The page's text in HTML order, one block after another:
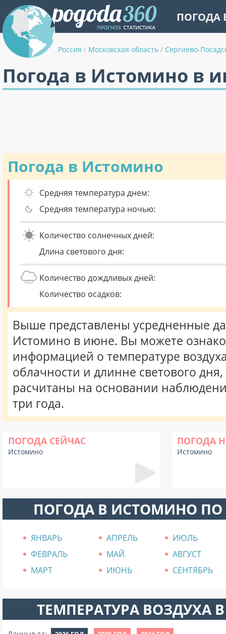
ПОГОДА
Россия / Московская область / Сергиево-
Погода в Истомино в
Погода в Истомино
Средняя температура днем:
Средняя температура ночью:
Количество солнечных дней:
Длина светового дня:
Количество дождливых дней:
Количество осадков:
Выше представлены усредненные
Истомино в июне. Вы можете
информацией о температуре
облачности и длинне светового
расчитаны на основании
три года.
ПОГОДА СЕЙЧАС
Истомино
ПОГОДА
Истомино
ПОГОДА В ИСТОМИНО
ЯНВАРЬ АПРЕЛЬ
ИЮЛЬ
ФЕВРАЛЬ
МАЙ
АВГУСТ
МАРТ
ИЮНЬ СЕНТЯБРЬ
ТЕМПЕРАТУРА ВОЗДУХА